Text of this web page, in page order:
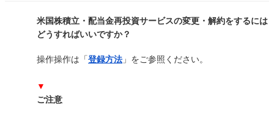
米国株積立・配当金再投資サービスの変更・解約をするには
どうすればいいですか？
操作操作は「登録方法 」をご参照ください。
▼
ご注意